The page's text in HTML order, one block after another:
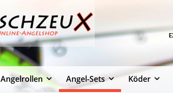
Angelrollen Angel-Sets Köder